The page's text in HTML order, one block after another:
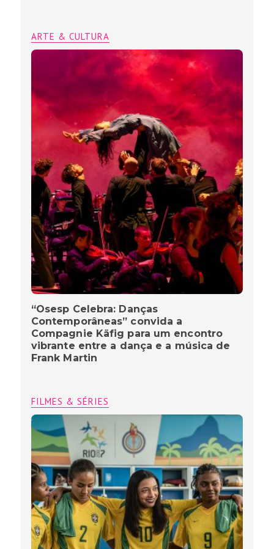
ARTE & CULTURA
“Osesp Celebra: Danças
Contemporâneas” convida a
Compagnie Käfig para um encontro
vibrante entre a dança e a música de
Frank Martin
FILMES & SÉRIES